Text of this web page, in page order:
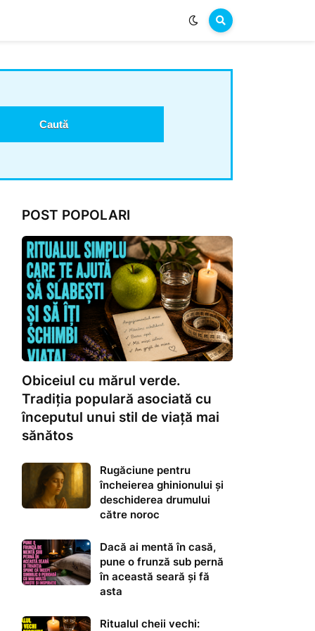
POST POPOLARI
Obiceiul cu mărul verde.
Tradiția populară asociată cu
începutul unui stil de viață mai
sănătos
Rugăciune pentru
încheierea ghinionului și
deschiderea drumului
către noroc
Dacă ai mentă în casă,
pune o frunză sub pernă
în această seară și fă
asta
Ritualul cheii vechi: